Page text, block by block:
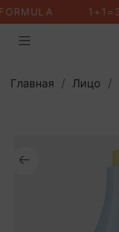
Главная Лицо